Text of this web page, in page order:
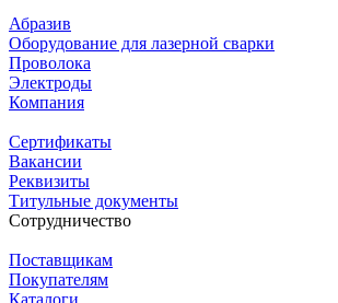
Абразив
Оборудование для лазерной сварки
Проволока
Электроды
Компания
Сертификаты
Вакансии
Реквизиты
Титульные документы
Сотрудничество
Поставщикам
Покупателям
Каталоги